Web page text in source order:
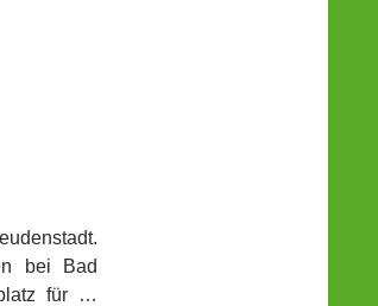
bei Bad
für …